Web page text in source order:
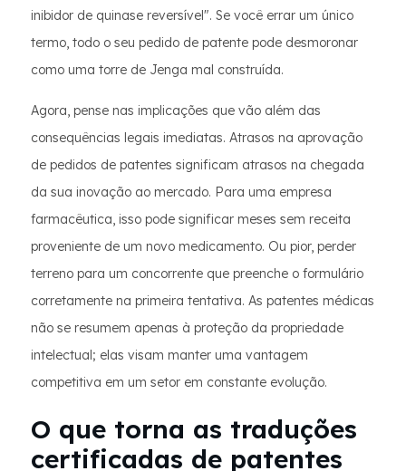
inibidor de quinase reversível". Se você errar um único
termo, todo o seu pedido de patente pode desmoronar
como uma torre de Jenga mal construída.
Agora, pense nas implicações que vão além das
consequências legais imediatas. Atrasos na aprovação
de pedidos de patentes significam atrasos na chegada
da sua inovação ao mercado. Para uma empresa
farmacêutica, isso pode significar meses sem receita
proveniente de um novo medicamento. Ou pior, perder
terreno para um concorrente que preenche o formulário
corretamente na primeira tentativa. As patentes médicas
não se resumem apenas à proteção da propriedade
intelectual; elas visam manter uma vantagem
competitiva em um setor em constante evolução.
O que torna as traduções
certificadas de patentes